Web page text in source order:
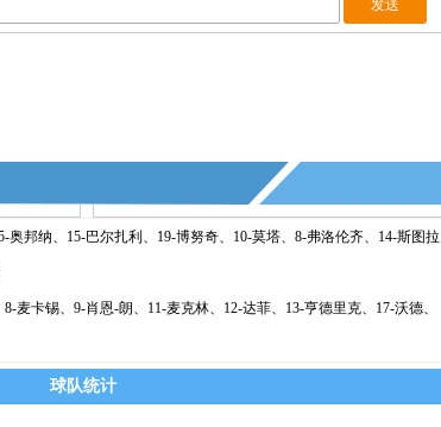
会直播什么场次呢,明灯—— 这两天都
比赛结束 0-1
奥邦纳、15-巴尔扎利、19-博努奇、10-莫塔、8-弗洛伦齐、14-斯图拉
麦卡锡、9-肖恩-朗、11-麦克林、12-达菲、13-亨德里克、17-沃德、
球队统计